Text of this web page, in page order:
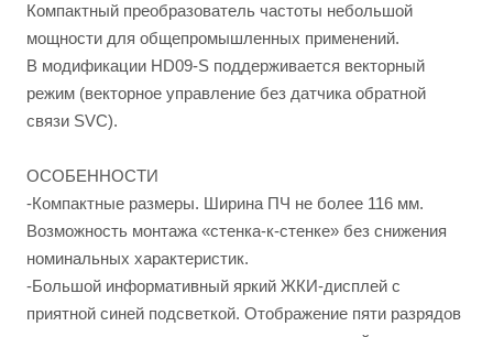
Компактный преобразователь частоты небольшой
мощности для общепромышленных применений.
В модификации HD09-S поддерживается векторный
режим (векторное управление без датчика обратной
связи SVC).
ОСОБЕННОСТИ
-Компактные размеры. Ширина ПЧ не более 116 мм.
Возможность монтажа «стенка-к-стенке» без снижения
номинальных характеристик.
-Большой информативный яркий ЖКИ-дисплей с
приятной синей подсветкой. Отображение пяти разрядов